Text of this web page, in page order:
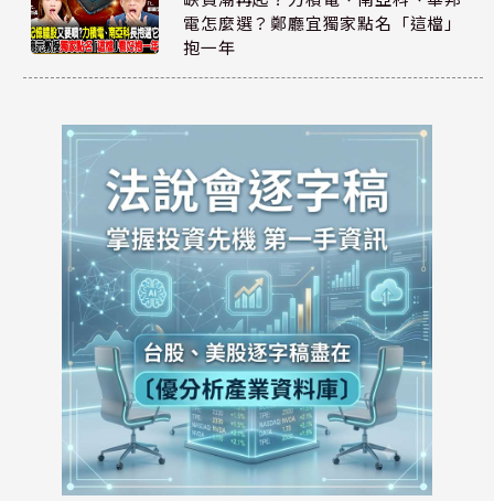
電怎麼選？鄭廳宜獨家點名「這檔」
抱一年